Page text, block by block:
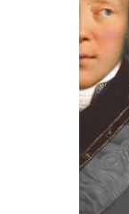
Федор